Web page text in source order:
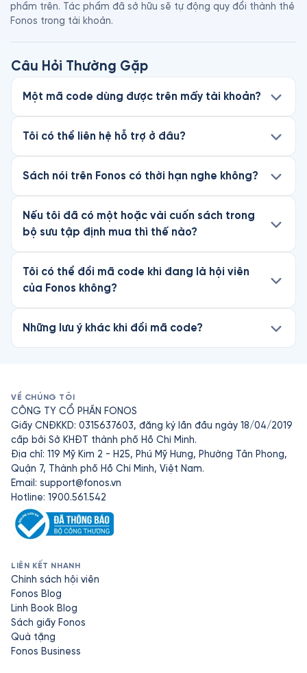
phẩm trên. Tác phẩm đã sở hữu sẽ tự động quy đổi thành thẻ
Fonos trong tài khoản.
Câu Hỏi Thường Gặp
Một mã code dùng được trên mấy tài khoản?
Tôi có thể liên hệ hỗ trợ ở đâu?
Sách nói trên Fonos có thời hạn nghe không?
Nếu tôi đã có một hoặc vài cuốn sách trong
bộ sưu tập định mua thì thế nào?
Tôi có thể đổi mã code khi đang là hội viên
của Fonos không?
Những lưu ý khác khi đổi mã code?
VỀ CHÚNG TÔI
CÔNG TY CỔ PHẦN FONOS
Giấy CNĐKKD: 0315637603, đăng ký lần đầu ngày 18/04/2019
cấp bởi Sở KHĐT thành phố Hồ Chí Minh.
Địa chỉ: 119 Mỹ Kim 2 - H25, Phú Mỹ Hưng, Phường Tân Phong,
Quận 7, Thành phố Hồ Chí Minh, Việt Nam.
Email: support@fonos.vn
Hotline: 1900.561.542
LIÊN KẾT NHANH
Chính sách hội viên
Fonos Blog
Linh Book Blog
Sách giấy Fonos
Quà tặng
Fonos Business